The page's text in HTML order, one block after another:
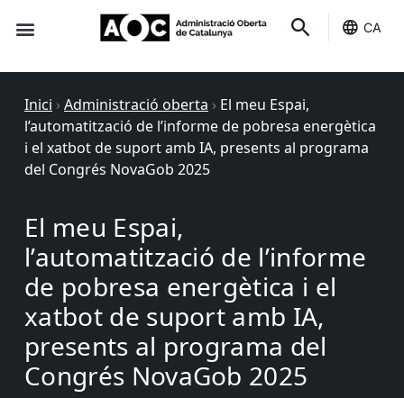
CA
Inici › Administració oberta › El meu Espai,
l’automatització de l’informe de pobresa energètica
i el xatbot de suport amb IA, presents al programa
del Congrés NovaGob 2025
El meu Espai,
l’automatització de l’informe
de pobresa energètica i el
xatbot de suport amb IA,
presents al programa del
Congrés NovaGob 2025